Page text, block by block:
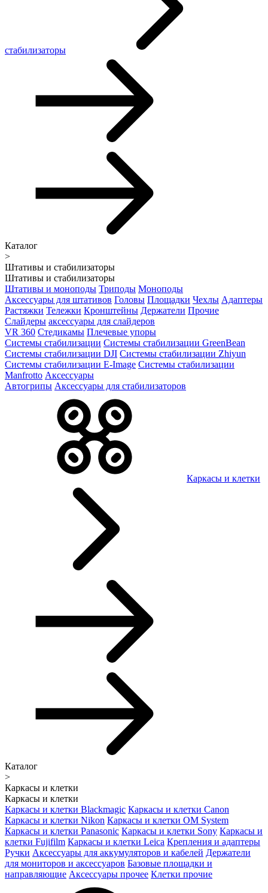
стабилизаторы
Каталог
>
Штативы и стабилизаторы
Штативы и стабилизаторы
Штативы и моноподы Триподы Моноподы
Аксессуары для штативов Головы Площадки Чехлы Адаптеры
Растяжки Тележки Кронштейны Держатели Прочие
Слайдеры аксессуары для слайдеров
VR 360 Стедикамы Плечевые упоры
Системы стабилизации Системы стабилизации GreenBean
Системы стабилизации DJI Системы стабилизации Zhiyun
Системы стабилизации E-Image Системы стабилизации
Manfrotto Аксессуары
Автогрипы Аксессуары для стабилизаторов
Каркасы и клетки
Каталог
>
Каркасы и клетки
Каркасы и клетки
Каркасы и клетки Blackmagic Каркасы и клетки Canon
Каркасы и клетки Nikon Каркасы и клетки OM System
Каркасы и клетки Panasonic Каркасы и клетки Sony Каркасы и
клетки Fujifilm Каркасы и клетки Leica Крепления и адаптеры
Ручки Аксессуары для аккумуляторов и кабелей Держатели
для мониторов и аксессуаров Базовые площадки и
направляющие Аксессуары прочее Клетки прочие